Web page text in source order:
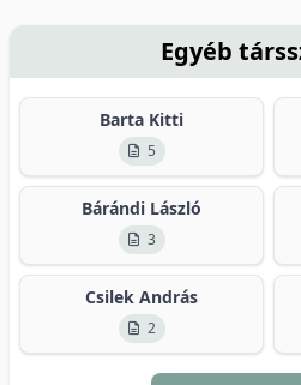
Egyéb
Barta Kitti
5
Bárándi László
3
Csilek András
2